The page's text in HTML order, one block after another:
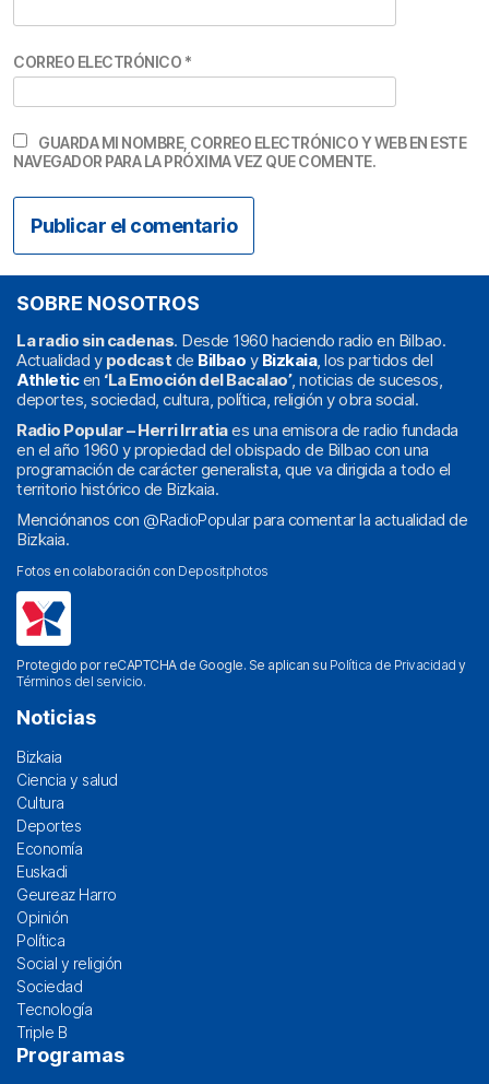
CORREO ELECTRÓNICO *
GUARDA MI NOMBRE, CORREO ELECTRÓNICO Y WEB EN ESTE
NAVEGADOR PARA LA PRÓXIMA VEZ QUE COMENTE.
SOBRE NOSOTROS
La radio sin cadenas. Desde 1960 haciendo radio en Bilbao.
Actualidad y podcast de Bilbao y Bizkaia, los partidos del
Athleticen ‘La Emoción del Bacalao’, noticias de sucesos,
deportes, sociedad, cultura, política, religión y obra social.
Radio Popular – Herri Irratiaes una emisora de radio fundada
en el año 1960 y propiedad del obispado de Bilbao con una
programación de carácter generalista, que va dirigida a todo el
territorio histórico de Bizkaia.
Menciónanos con @RadioPopularpara comentar la actualidad de
Bizkaia.
Fotos en colaboración con Depositphotos
Protegido por reCAPTCHA de Google. Se aplican su Política de Privacidad y
Términos del servicio.
Noticias
Bizkaia
Ciencia y salud
Cultura
Deportes
Economía
Euskadi
Geureaz Harro
Opinión
Política
Social y religión
Sociedad
Tecnología
Triple B
Programas